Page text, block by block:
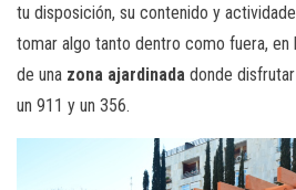
tu disposición, su contenido y
tomar algo tanto dentro como fuera, en
de una zona ajardinada donde
un 911 y un 356.